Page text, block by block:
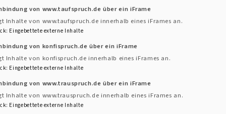
nicht verstanden“
Pfarrer
ein Glühweinumtrunk im Gemeindehaus statt
von www.taufspruch.de über ein iFrame
Inhalte von www.taufspruch.de innerhalb eines iFrames an.
: Eingebettete externe Inhalte
von konfispruch.de über ein iFrame
Inhalte von konfispruch.de innerhalb eines iFrames an.
: Eingebettete externe Inhalte
von www.trauspruch.de über ein iFrame
Inhalte von www.trauspruch.de innerhalb eines iFrames an.
: Eingebettete externe Inhalte